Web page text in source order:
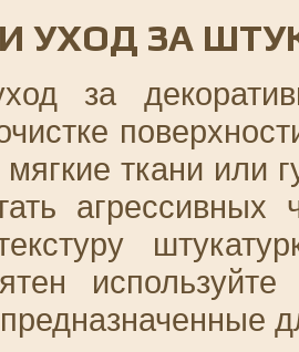
УХОД ЗА
за
мягкие ткани или
агрессивных